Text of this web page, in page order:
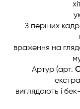
З перших
враження на
Артур (арт.
виглядають і